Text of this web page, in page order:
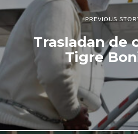
4
PREVIOUS
Trasladan de
Tigre